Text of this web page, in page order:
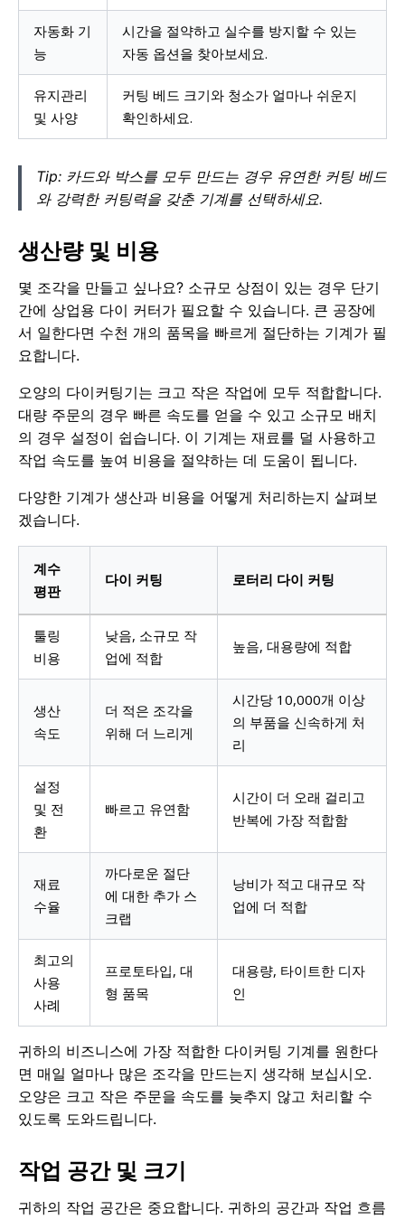
자동화 기
능
시간을 절약하고 실수를 방지할 수 있는
자동 옵션을 찾아보세요.
유지관리
및 사양
커팅 베드 크기와 청소가 얼마나 쉬운지
확인하세요.
Tip: 카드와 박스를 모두 만드는 경우 유연한 커팅 베드
와 강력한 커팅력을 갖춘 기계를 선택하세요.
생산량 및 비용
몇 조각을 만들고 싶나요? 소규모 상점이 있는 경우 단기
간에 상업용 다이 커터가 필요할 수 있습니다. 큰 공장에
서 일한다면 수천 개의 품목을 빠르게 절단하는 기계가 필
요합니다.
오양의 다이커팅기는 크고 작은 작업에 모두 적합합니다.
대량 주문의 경우 빠른 속도를 얻을 수 있고 소규모 배치
의 경우 설정이 쉽습니다. 이 기계는 재료를 덜 사용하고
작업 속도를 높여 비용을 절약하는 데 도움이 됩니다.
다양한 기계가 생산과 비용을 어떻게 처리하는지 살펴보
겠습니다.
계수
평판
다이 커팅 로터리 다이 커팅
툴링
비용
낮음, 소규모 작
업에 적합
높음, 대용량에 적합
생산
속도
더 적은 조각을
위해 더 느리게
시간당 10,000개 이상
의 부품을 신속하게 처
리
설정
및 전
환
빠르고 유연함
시간이 더 오래 걸리고
반복에 가장 적합함
재료
수율
까다로운 절단
에 대한 추가 스
크랩
낭비가 적고 대규모 작
업에 더 적합
최고의
사용
사례
프로토타입, 대
형 품목
대용량, 타이트한 디자
인
귀하의 비즈니스에 가장 적합한 다이커팅 기계를 원한다
면 매일 얼마나 많은 조각을 만드는지 생각해 보십시오.
오양은 크고 작은 주문을 속도를 늦추지 않고 처리할 수
있도록 도와드립니다.
작업 공간 및 크기
귀하의 작업 공간은 중요합니다. 귀하의 공간과 작업 흐름